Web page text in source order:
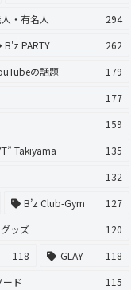
・有名人
294
B'z PARTY
262
の話題
179
177
159
Takiyama
135
132
B’z Club-Gym
127
ッズ
120
118 GLAY
118
ード
115